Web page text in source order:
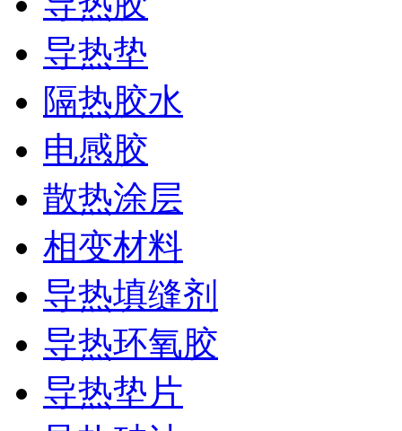
导热垫
隔热胶水
电感胶
散热涂层
相变材料
导热填缝剂
导热环氧胶
导热垫片